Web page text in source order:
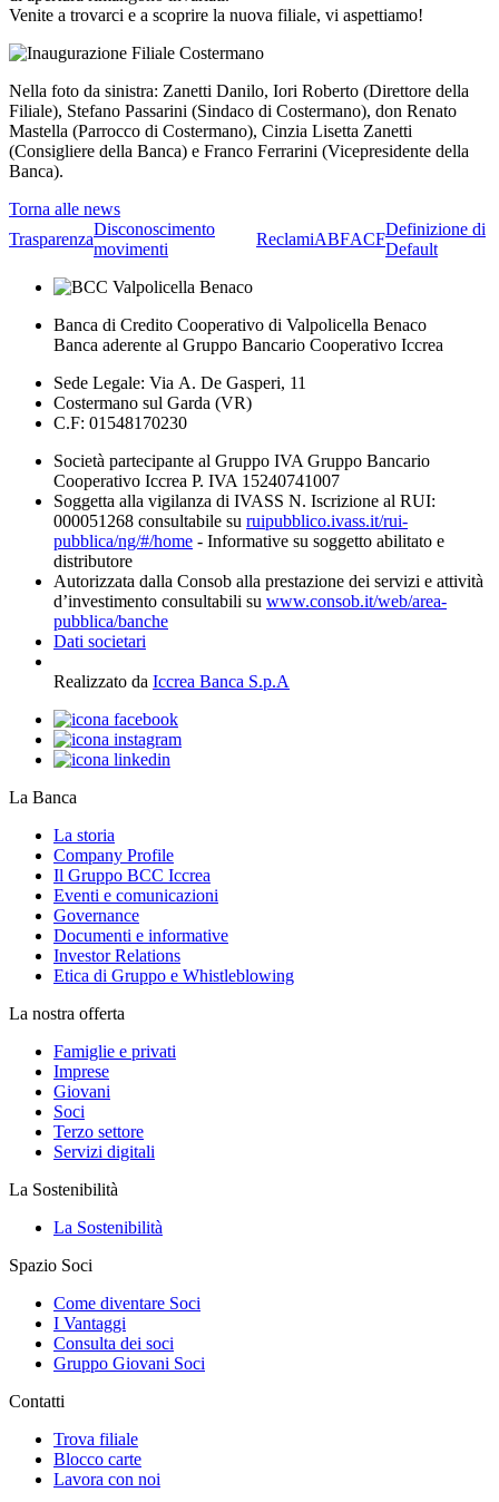
Venite a trovarci e a scoprire la nuova filiale, vi aspettiamo!
Nella foto da sinistra: Zanetti Danilo, Iori Roberto (Direttore della
Filiale), Stefano Passarini (Sindaco di Costermano), don Renato
Mastella (Parrocco di Costermano), Cinzia Lisetta Zanetti
(Consigliere della Banca) e Franco Ferrarini (Vicepresidente della
Banca).
Torna alle news
Trasparenza
Disconoscimento
movimenti
ReclamiABFACF
Definizione di
Default
Banca di Credito Cooperativo di Valpolicella Benaco
Banca aderente al Gruppo Bancario Cooperativo Iccrea
Sede Legale: Via A. De Gasperi, 11
Costermano sul Garda (VR)
C.F: 01548170230
Società partecipante al Gruppo IVA Gruppo Bancario
Cooperativo Iccrea P. IVA 15240741007
Soggetta alla vigilanza di IVASS N. Iscrizione al RUI:
000051268 consultabile su ruipubblico.ivass.it/rui-
pubblica/ng/#/home - Informative su soggetto abilitato e
distributore
Autorizzata dalla Consob alla prestazione dei servizi e attività
d’investimento consultabili su www.consob.it/web/area-
pubblica/banche
Dati societari
Realizzato da Iccrea Banca S.p.A
La Banca
La storia
Company Profile
Il Gruppo BCC Iccrea
Eventi e comunicazioni
Governance
Documenti e informative
Investor Relations
Etica di Gruppo e Whistleblowing
La nostra offerta
Famiglie e privati
Imprese
Giovani
Soci
Terzo settore
Servizi digitali
La Sostenibilità
La Sostenibilità
Spazio Soci
Come diventare Soci
I Vantaggi
Consulta dei soci
Gruppo Giovani Soci
Contatti
Trova filiale
Blocco carte
Lavora con noi